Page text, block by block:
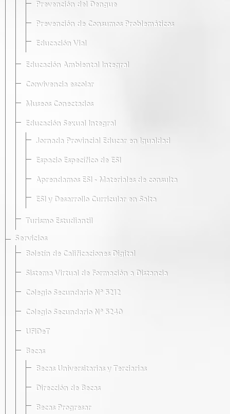
Prevención del Dengue
Prevención de Consumos Problemáticos
Educación Vial
Educación Ambiental Integral
Convivencia escolar
Museos Conectados
Educación Sexual Integral
Jornada Provincial Educar en Igualdad
Espacio Específico de ESI
Aprendamos ESI - Materiales de consulta
ESI y Desarrollo Curricular en Salta
Turismo Estudiantil
Servicios
Boletín de Calificaciones Digital
Sistema Virtual de Formación a Distancia
Colegio Secundario Nº 5212
Colegio Secundario Nº 5240
UFIDeT
Becas
Becas Universitarias y Terciarias
Dirección de Becas
Becas Progresar